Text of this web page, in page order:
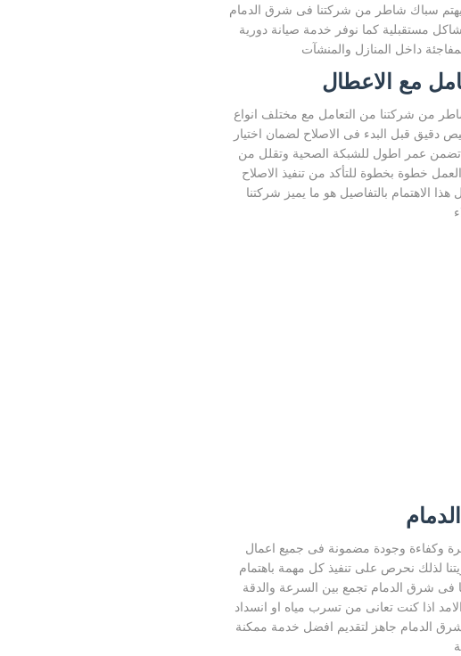
سباك شاطر من شركتنا فى شرق الدمام
مستقبلية كما نوفر خدمة صيانة دورية
داخل المنازل والمنشآت
مع الاعطال
من شركتنا من التعامل مع مختلف انواع
دقيق قبل البدء فى الاصلاح لضمان اختيار
عمر اطول للشبكة الصحية وتقلل من
خطوة بخطوة للتأكد من تنفيذ الاصلاح
الاهتمام بالتفاصيل هو ما يميز شركتنا
وكفاءة وجودة مضمونة فى جميع اعمال
لذلك نحرص على تنفيذ كل مهمة باهتمام
فى شرق الدمام تجمع بين السرعة والدقة
اذا كنت تعانى من تسرب مياه او انسداد
الدمام جاهز لتقديم افضل خدمة ممكنة